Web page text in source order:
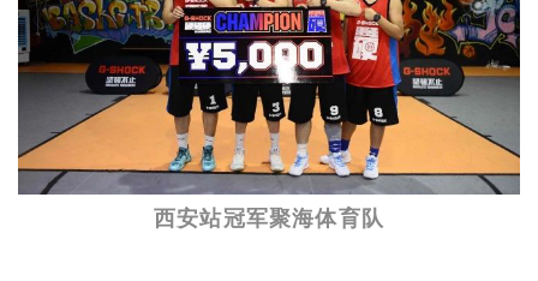
西安站冠军聚海体育队